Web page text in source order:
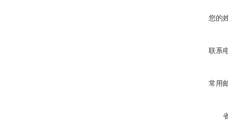
您的
联系
常用